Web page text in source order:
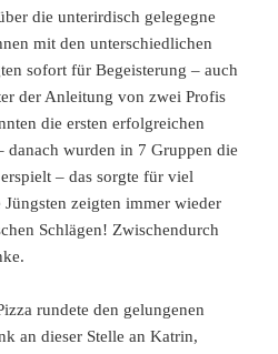
die unterirdisch gelegegne
mit den unterschiedlichen
sofort für Begeisterung – auch
der Anleitung von zwei Profis
die ersten erfolgreichen
danach wurden in 7 Gruppen die
– das sorgte für viel
zeigten immer wieder
Schlägen! Zwischendurch
rundete den gelungenen
an dieser Stelle an Katrin,